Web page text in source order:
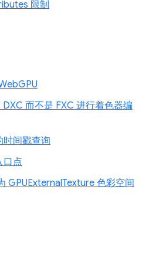
限制
而不是 FXC 进行着色器编
时间戳查询
口点
GPUExternalTexture 色彩空间